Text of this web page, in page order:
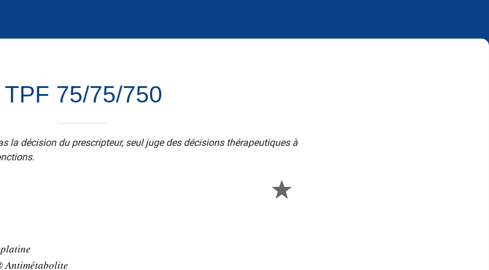
TPF 75/75/750
la décision du prescripteur, seul juge des décisions thérapeutiques à
Antimétabolite